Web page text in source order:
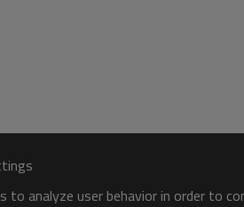
to analyze user behavior in order to